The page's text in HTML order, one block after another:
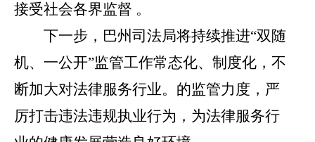
接受社会各界监督 。
下一步，巴州司法局将持续推进“双随
机、一公开”监管工作常态化、制度化，不
断加大对法律服务行业。的监管力度，严
厉打击违法违规执业行为，为法律服务行